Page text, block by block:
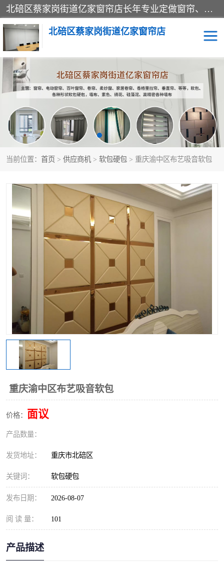
北碚区蔡家岗街道亿家窗帘店长年专业定做窗帘、电动窗帘、百叶窗帘、卷帘、柔纱窗、家居卷帘、香格里拉帘、垂直帘、等等，软包、各种形状软包硬包，墙布、素色、绣花、硅藻泥、高精密各种墙布，免费测量、免费安装，欢迎咨询
北碚区蔡家岗街道亿家窗帘店
当前位置： 首页 > 供应商机 > 软包硬包 > 重庆渝中区布艺吸音软包
重庆渝中区布艺吸音软包
价格： 面议
产品数量：
发货地址： 重庆市北碚区
关键词： 软包硬包
发布日期： 2026-08-07
阅 读 量： 101
产品描述
软包硬包 墙布
窗帘 百叶窗卷帘